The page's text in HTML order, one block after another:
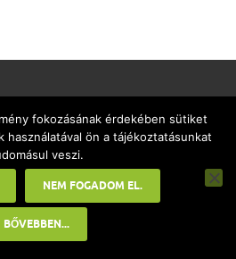
hogy a telefonodból
fokozásának érdekében sütiket
használatával ön a tájékoztatásunkat
veszi.
NEM FOGADOM EL.
BŐVEBBEN...